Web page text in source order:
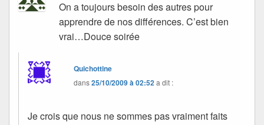
On a toujours besoin des autres pour
apprendre de nos différences. C’est bien
vrai…Douce soirée
Quichottine
dans25/10/2009 à 02:52a dit :
Je crois que nous ne sommes pas vraiment faits